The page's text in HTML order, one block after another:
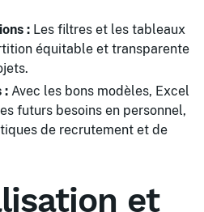
: Les filtres et les tableaux
équitable et transparente
: Avec les bons modèles, Excel
futurs besoins en personnel,
de recrutement et de
et